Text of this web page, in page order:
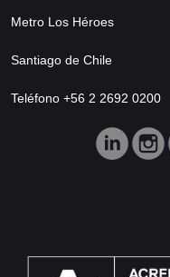
Metro Los Héroes
Santiago de Chile
Teléfono +56 2 2692 0200